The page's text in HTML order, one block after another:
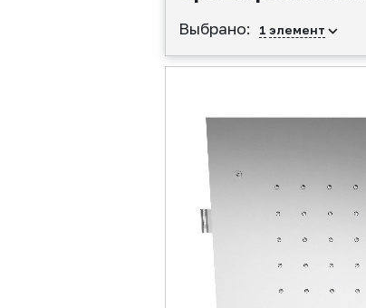
Выбрано: 1 элемент